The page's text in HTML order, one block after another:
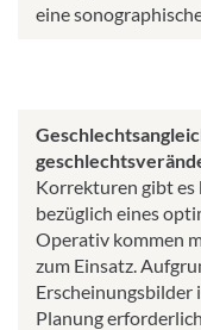
eine
Korrekturen gibt es
bezüglich eines
Operativ kommen
zum Einsatz.
Erscheinungsbilder
Planung